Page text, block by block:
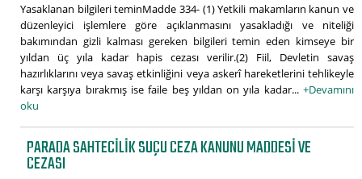
Yasaklanan bilgileri teminMadde 334- (1) Yetkili makamların kanun ve
düzenleyici işlemlere göre açıklanmasını yasakladığı ve niteliği
bakımından gizli kalması gereken bilgileri temin eden kimseye bir
yıldan üç yıla kadar hapis cezası verilir.(2) Fiil, Devletin savaş
hazırlıklarını veya savaş etkinliğini veya askerî hareketlerini tehlikeyle
karşı karşıya bırakmış ise faile beş yıldan on yıla kadar... +Devamını
oku
PARADA SAHTECILIK SUÇU CEZA KANUNU MADDESI VE
CEZASI